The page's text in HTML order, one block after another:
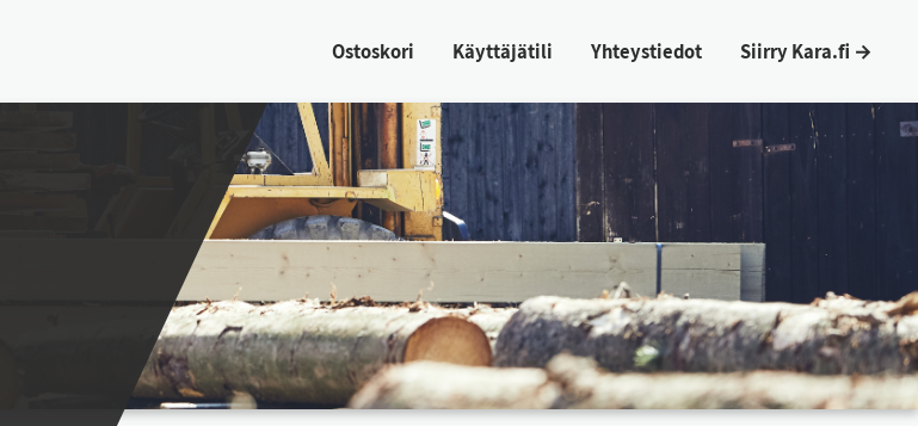
Os­tos­ko­ri Käyt­tä­jä­ti­li Yh­teys­tie­dot Siir­ry Ka­ra.fi →